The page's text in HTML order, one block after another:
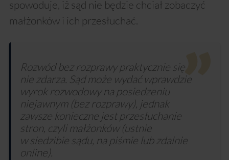
spowoduje, iż sąd nie będzie chciał zobaczyć
małżonków i ich przesłuchać.
Rozwód bez rozprawy praktycznie się
nie zdarza. Sąd może wydać wprawdzie
wyrok rozwodowy na posiedzeniu
niejawnym (bez rozprawy), jednak
zawsze konieczne jest przesłuchanie
stron, czyli małżonków (ustnie
w siedzibie sądu, na piśmie lub zdalnie
online).